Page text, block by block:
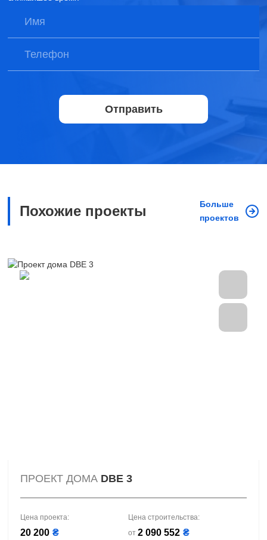
Отправить
Похожие проекты
Больше
проектов
ПРОЕКТ ДОМА DBE 3
Цена проекта:
20 200 ₴
Цена строительства:
от 2 090 552 ₴